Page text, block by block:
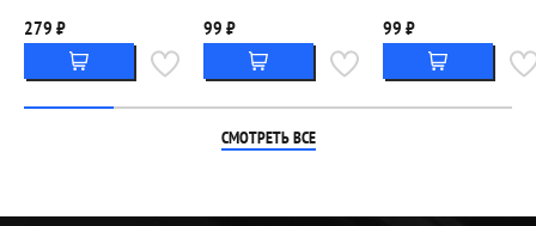
279 ₽ 99 ₽ 99 ₽
СМОТРЕТЬ ВСЕ